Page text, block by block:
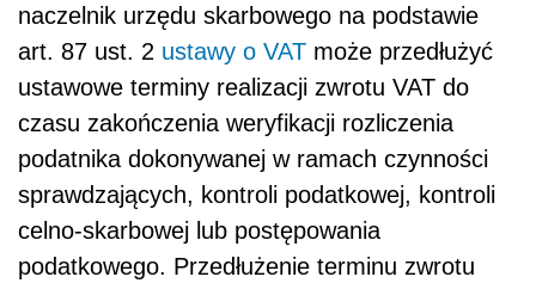
naczelnik urzędu skarbowego na podstawie
art. 87 ust. 2 ustawy o VAT może przedłużyć
ustawowe terminy realizacji zwrotu VAT do
czasu zakończenia weryfikacji rozliczenia
podatnika dokonywanej w ramach czynności
sprawdzających, kontroli podatkowej, kontroli
celno-skarbowej lub postępowania
podatkowego. Przedłużenie terminu zwrotu